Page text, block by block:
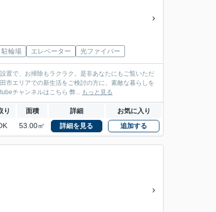
駐輪場 エレベーター 光ファイバー
置で、お掃除もラクラク。是非あなたにもご覧いただ
市エリアでの新生活をご検討の方に、素敵な暮らしを
します。南海本線春木付近の情報も満載です。 弊社のYoutubeチャンネルはこちら 弊... もっと見る
り 面積 詳細 お気に入り
53.00㎡ 詳細を見る 追加する